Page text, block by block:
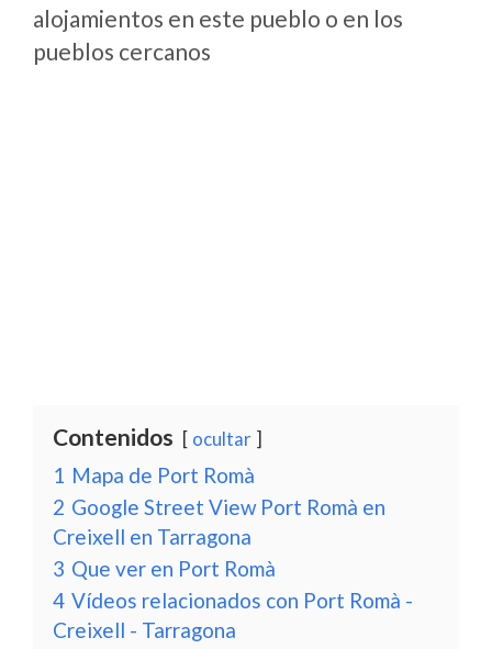
alojamientos en este pueblo o en los
pueblos cercanos
Contenidos ocultar
1 Mapa de Port Romà
2 Google Street View Port Romà en
Creixell en Tarragona
3 Que ver en Port Romà
4 Vídeos relacionados con Port Romà -
Creixell - Tarragona